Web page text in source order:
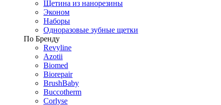
Щетина из нанорезины
Эконом
Наборы
Одноразовые зубные щетки
По Бренду
Revyline
Azotii
Biomed
Biorepair
BrushBaby
Buccotherm
Corlyse